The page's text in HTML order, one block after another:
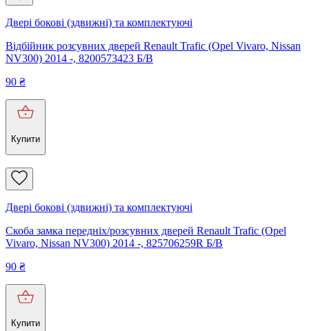
Двері бокові (здвижні) та комплектуючі
Відбійник розсувних дверей Renault Trafic (Opel Vivaro, Nissan
NV300) 2014 -, 8200573423 Б/В
90 ₴
Купити
Двері бокові (здвижні) та комплектуючі
Скоба замка передніх/розсувних дверей Renault Trafic (Opel
Vivaro, Nissan NV300) 2014 -, 825706259R Б/В
90 ₴
Купити